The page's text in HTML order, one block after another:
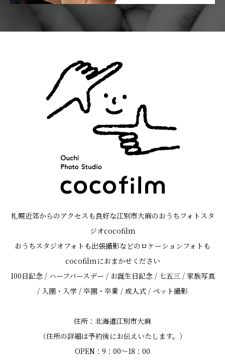
札幌近郊からのアクセスも良好な江別市大麻のおうちフォトスタ
ジオcocofilm
おうちスタジオフォトも出張撮影などのロケーションフォトも
cocofilmにおまかせください
100日記念 / ハーフバースデー / お誕生日記念 / 七五三 / 家族写真
/ 入園・入学 / 卒園・卒業 / 成人式 / ペット撮影
住所：北海道江別市大麻
（住所の詳細は予約後にお伝えいたします。）
OPEN：9：00～18：00